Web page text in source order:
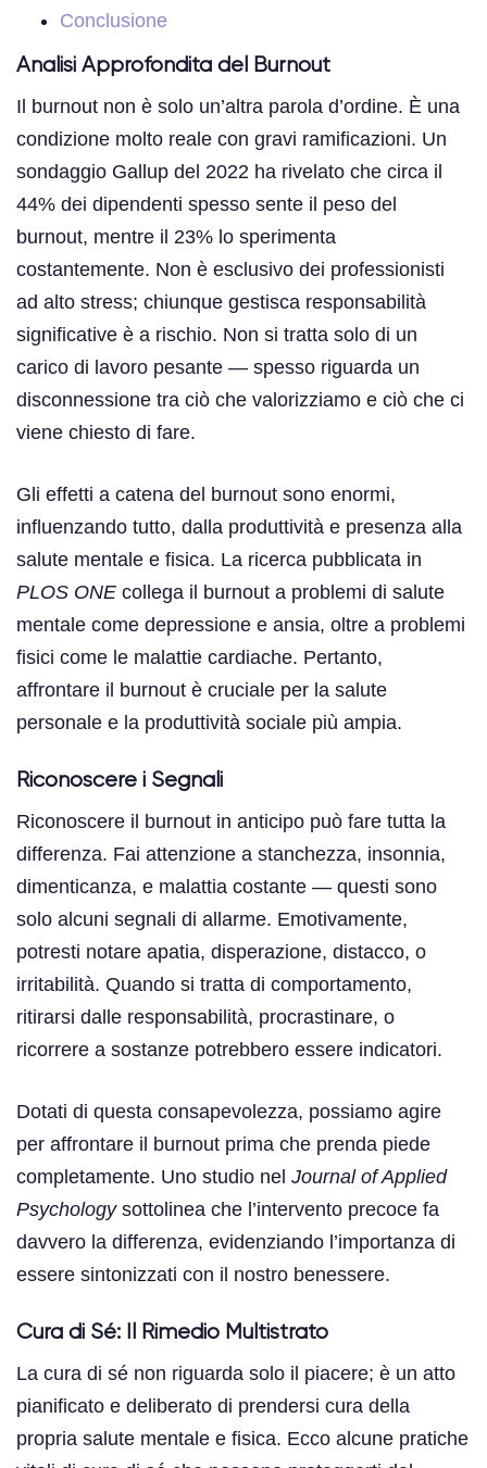
Conclusione
Analisi Approfondita del Burnout
Il burnout non è solo un’altra parola d’ordine. È una
condizione molto reale con gravi ramificazioni. Un
sondaggio Gallup del 2022 ha rivelato che circa il
44% dei dipendenti spesso sente il peso del
burnout, mentre il 23% lo sperimenta
costantemente. Non è esclusivo dei professionisti
ad alto stress; chiunque gestisca responsabilità
significative è a rischio. Non si tratta solo di un
carico di lavoro pesante — spesso riguarda un
disconnessione tra ciò che valorizziamo e ciò che ci
viene chiesto di fare.
Gli effetti a catena del burnout sono enormi,
influenzando tutto, dalla produttività e presenza alla
salute mentale e fisica. La ricerca pubblicata in
PLOS ONE collega il burnout a problemi di salute
mentale come depressione e ansia, oltre a problemi
fisici come le malattie cardiache. Pertanto,
affrontare il burnout è cruciale per la salute
personale e la produttività sociale più ampia.
Riconoscere i Segnali
Riconoscere il burnout in anticipo può fare tutta la
differenza. Fai attenzione a stanchezza, insonnia,
dimenticanza, e malattia costante — questi sono
solo alcuni segnali di allarme. Emotivamente,
potresti notare apatia, disperazione, distacco, o
irritabilità. Quando si tratta di comportamento,
ritirarsi dalle responsabilità, procrastinare, o
ricorrere a sostanze potrebbero essere indicatori.
Dotati di questa consapevolezza, possiamo agire
per affrontare il burnout prima che prenda piede
completamente. Uno studio nel Journal of Applied
Psychologysottolinea che l’intervento precoce fa
davvero la differenza, evidenziando l’importanza di
essere sintonizzati con il nostro benessere.
Cura di Sé: Il Rimedio Multistrato
La cura di sé non riguarda solo il piacere; è un atto
pianificato e deliberato di prendersi cura della
propria salute mentale e fisica. Ecco alcune pratiche